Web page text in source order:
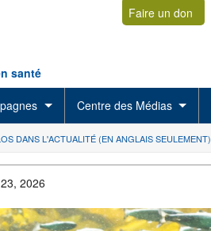
santé
Faire un don
Centre des Médias
DANS L'ACTUALITÉ (EN ANGLAIS SEULEMENT)
2026